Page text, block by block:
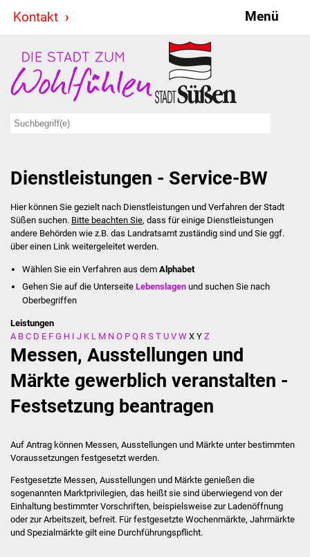
Kontakt Menü
Stadt & Politik
Bürgermeister
Ausschüsse
Ratsinformationssystem
Jugendbeirat
Summerrockfestival
Stadtverwaltung
Ansprechpartner
Behördenwegweiser
Veröffentlichungen
Ortsrecht
Dienstleistungen - Service-BW
Hier können Sie gezielt nach Dienstleistungen und Verfahren der Stadt
Süßen suchen. Bitte beachten Sie, dass für einige Dienstleistungen
andere Behörden wie z.B. das Landratsamt zuständig sind und Sie ggf.
über einen Link weitergeleitet werden.
Wählen Sie ein Verfahren aus dem Alphabet
Gehen Sie auf die UnterseiteLebenslagen und suchen Sie nach
Oberbegriffen
Leistungen
A B C D E F G H I J K L M N O P Q R S T U V W X Y Z
Messen, Ausstellungen und
Märkte gewerblich veranstalten -
Festsetzung beantragen
Auf Antrag können Messen, Ausstellungen und Märkte unter bestimmten
Voraussetzungen festgesetzt werden.
Festgesetzte Messen, Ausstellungen und Märkte genießen die
sogenannten Marktprivilegien, das heißt sie sind überwiegend von der
Einhaltung bestimmter Vorschriften, beispielsweise zur Ladenöffnung
oder zur Arbeitszeit, befreit. Für festgesetzte Wochenmärkte, Jahrmärkte
und Spezialmärkte gilt eine Durchführungspflicht.